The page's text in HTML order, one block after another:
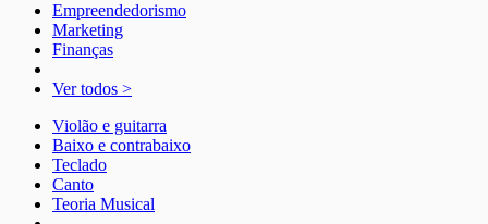
Empreendedorismo
Marketing
Finanças
Ver todos >
Violão e guitarra
Baixo e contrabaixo
Teclado
Canto
Teoria Musical